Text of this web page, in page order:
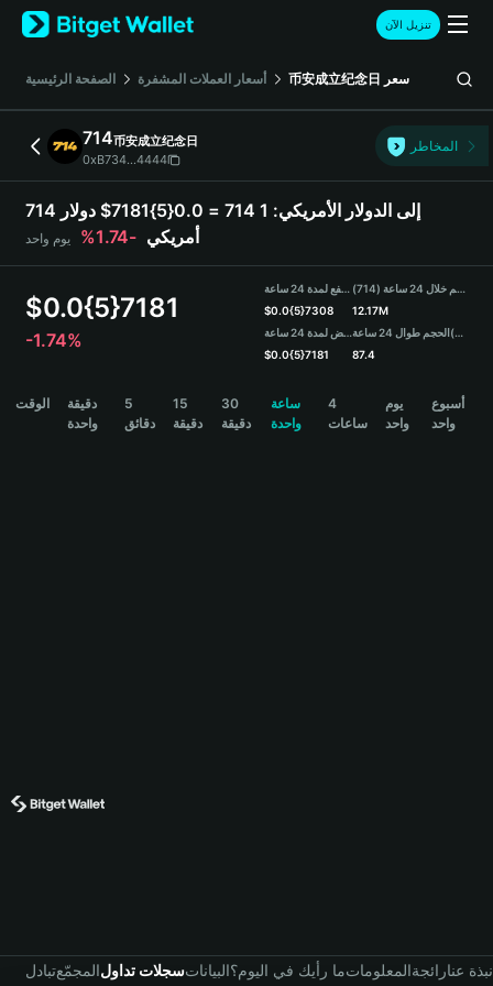
English
日本語
Русский
Español (Latinoamérica)
Türkçe
Deutsch
简体中文
Português (Portugal)
Bahasa Indonesia
বাংলা
تنزيل الآن
الصفحة الرئيسية أسعار العملات المشفرة 币安成立纪念日 سعر
714币安成立纪念日
0xB734...4444
المخاطر
714 إلى الدولار الأمريكي:
1 714 = 0.0{5}7181$ دولار
أمريكي -1.74% يوم واحد
$0.0{5}7181
-1.74%
مرتفع لمدة 24 ساعة
$0.0{5}7308
منخفض لمدة 24 ساعة
$0.0{5}7181
الحجم خلال 24 ساعة (714)
12.17M
الحجم طوال 24 ساعة(USDT)
87.4
الوقت
دقيقة
واحدة
5
دقائق
15
دقيقة
30
دقيقة
ساعة
واحدة
4
ساعات
يوم
واحد
أسبوع
واحد
تبادلالمجمّعسجلات تداولالبياناتما رأيك في اليوم؟المعلوماترائجةنبذة عنا